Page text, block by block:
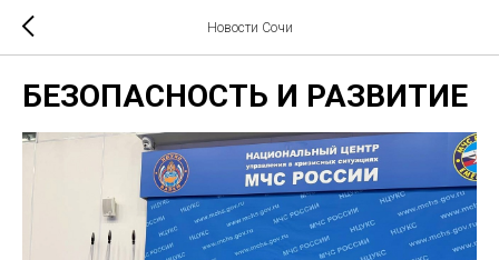
Новости Сочи
БЕЗОПАСНОСТЬ И РАЗВИТИЕ